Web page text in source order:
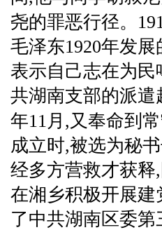
尧的罪恶行径。
毛泽东1920年发
表示自己志在为
共湖南支部的派遣
年11月,又奉命到
成立时,被选为秘
经多方营救才获
在湘乡积极开展建
了中共湖南区委